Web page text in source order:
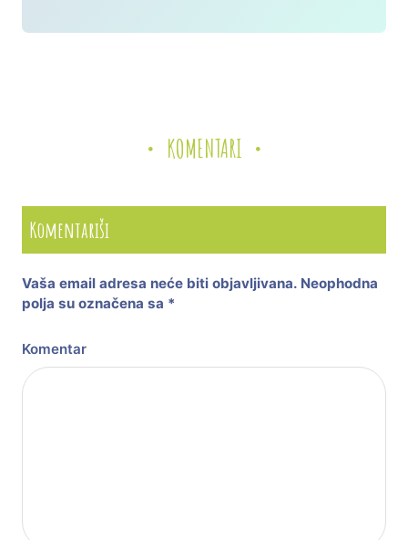
KOMENTARI
Komentariši
Vaša email adresa neće biti objavljivana. Neophodna
polja su označena sa *
Komentar